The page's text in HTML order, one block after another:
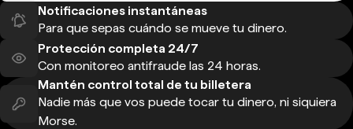
Notificaciones instantáneas
Para que sepas cuándo se mueve tu dinero.
Protección completa 24/7
Con monitoreo antifraude las 24 horas.
Mantén control total de tu billetera
Nadie más que vos puede tocar tu dinero, ni siquiera
Morse.